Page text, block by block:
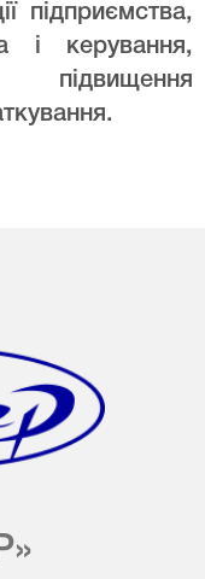
підприємства,
і керування,
підвищення